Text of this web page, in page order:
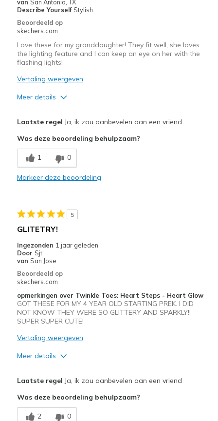
van San Antonio, TX
Describe Yourself Stylish
Beoordeeld op
skechers.com
Love these for my granddaughter! They fit well, she loves
the lighting feature and I can keep an eye on her with the
flashing lights!
Vertaling weergeven
Meer details
Comfortable
Durable
Special Occasions
Width
Feels true to width
Sizing
View On Shoes
Laatste regel Ja, ik zou aanbevelen aan een vriend
Was deze beoordeling behulpzaam?
1 0
Markeer deze beoordeling
5
GLITETRY!
Ingezonden 1 jaar geleden
Door Sjt
van San Jose
Beoordeeld op
skechers.com
opmerkingen over Twinkle Toes: Heart Steps - Heart Glow
GOT THESE FOR MY 4 YEAR OLD STARTING PREK. I DID
NOT KNOW THEY WERE SO GLITTERY AND SPARKLY!!
SUPER SUPER CUTE!
Vertaling weergeven
Meer details
Stylish
Laatste regel Ja, ik zou aanbevelen aan een vriend
Was deze beoordeling behulpzaam?
2 0